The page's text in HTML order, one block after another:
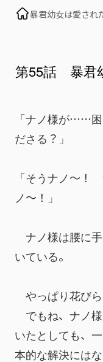
暴君幼女は愛され
第55話 暴君
「ナノ様が……
ださる？」
「そうナノ～！
ノ～！」
ナノ様は腰に
いている。
やっぱり花び
でもね、ナノ
いたとしても、
本的な解決には